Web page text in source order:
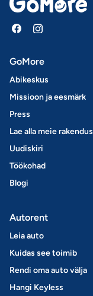
GoMore
Abikeskus
Missioon ja eesmärk
Press
Lae alla meie rakendus
Uudiskiri
Töökohad
Blogi
Autorent
Leia auto
Kuidas see toimib
Rendi oma auto välja
Hangi Keyless